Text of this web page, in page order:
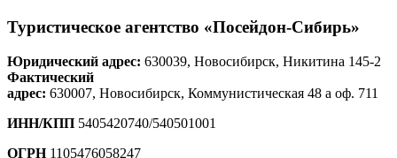
Туристическое агентство «Посейдон-Сибирь»
Юридический адрес: 630039, Новосибирск, Никитина 145-2
Фактический
адрес: 630007, Новосибирск, Коммунистическая 48 а оф. 711
ИНН/КПП 5405420740/540501001
ОГРН 1105476058247